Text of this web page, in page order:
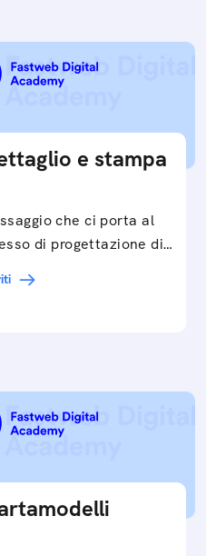
e stampa
che ci porta al
di progettazione di